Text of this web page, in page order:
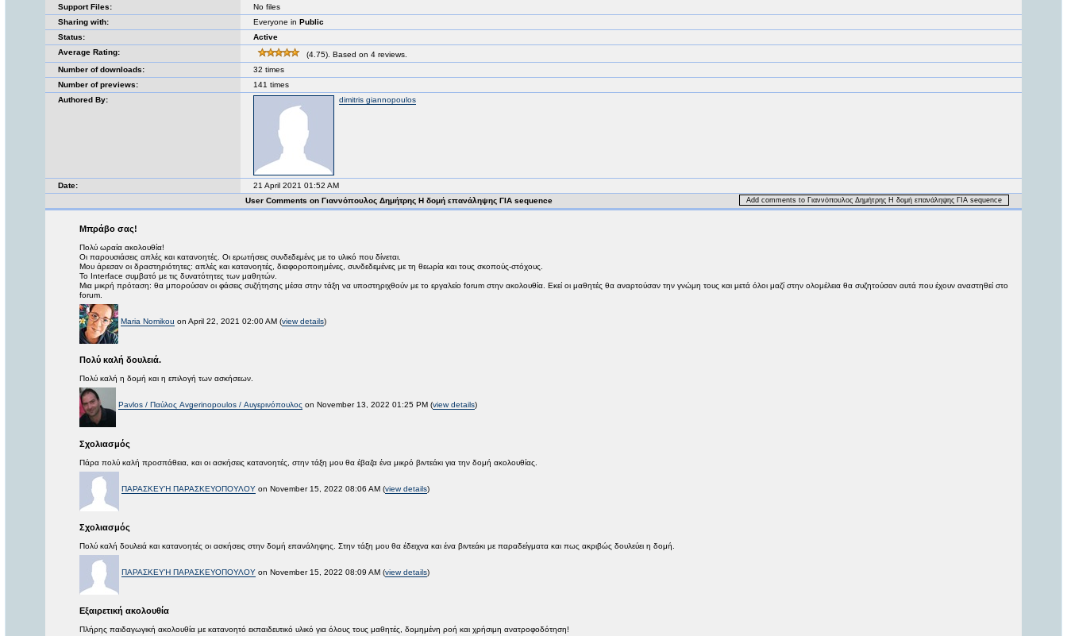
Support Files:
No files
Sharing with:
Everyone in Public
Status:
Active
Average Rating:
(4.75). Based on 4 reviews.
Number of downloads:
32 times
Number of previews:
141 times
Authored By:
dimitris giannopoulos
Date:
21 April 2021 01:52 AM
User Comments on Γιαννόπουλος Δημήτρης Η δομή επανάληψης ΓΙΑ sequence
Add comments to Γιαννόπουλος Δημήτρης Η δομή επανάληψης ΓΙΑ sequence
Μπράβο σας!
Πολύ ωραία ακολουθία!
Οι παρουσιάσεις απλές και κατανοητές. Οι ερωτήσεις συνδεδεμένς με το υλικό που δίνεται.
Μου άρεσαν οι δραστηριότητες: απλές και κατανοητές, διαφοροποιημένες, συνδεδεμένες με τη θεωρία και τους σκοπούς-στόχους.
Το Interface συμβατό με τις δυνατότητες των μαθητών.
Μια μικρή πρόταση: θα μπορούσαν οι φάσεις συζήτησης μέσα στην τάξη να υποστηριχθούν με το εργαλείο forum στην ακολουθία. Εκεί οι μαθητές θα αναρτούσαν την γνώμη τους και μετά όλοι μαζί στην ολομέλεια θα συζητούσαν αυτά που έχουν αναστηθεί στο
forum.
Maria Nomikou on April 22, 2021 02:00 AM (view details)
Πολύ καλή δουλειά.
Πολύ καλή η δομή και η επιλογή των ασκήσεων.
Pavlos / Παύλος Avgerinopoulos / Αυγερινόπουλος on November 13, 2022 01:25 PM (view details)
Σχολιασμός
Πάρα πολύ καλή προσπάθεια, και οι ασκήσεις κατανοητές, στην τάξη μου θα έβαζα ένα μικρό βιντεάκι για την δομή ακολουθίας.
ΠΑΡΑΣΚΕΥΉ ΠΑΡΑΣΚΕΥΟΠΟΥΛΟΥ on November 15, 2022 08:06 AM (view details)
Σχολιασμός
Πολύ καλή δουλειά και κατανοητές οι ασκήσεις στην δομή επανάληψης. Στην τάξη μου θα έδειχνα και ένα βιντεάκι με παραδείγματα και πως ακριβώς δουλεύει η δομή.
ΠΑΡΑΣΚΕΥΉ ΠΑΡΑΣΚΕΥΟΠΟΥΛΟΥ on November 15, 2022 08:09 AM (view details)
Εξαιρετική ακολουθία
Πλήρης παιδαγωγική ακολουθία με κατανοητό εκπαιδευτικό υλικό για όλους τους μαθητές, δομημένη ροή και χρήσιμη ανατροφοδότηση!